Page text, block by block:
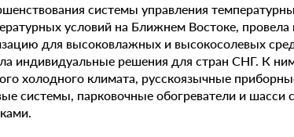
системы управления
условий на Ближнем Востоке,
для высоковлажных и высокосолевых
индивидуальные решения для стран СНГ. К
холодного климата, русскоязычные
системы, парковочные обогреватели и шасси